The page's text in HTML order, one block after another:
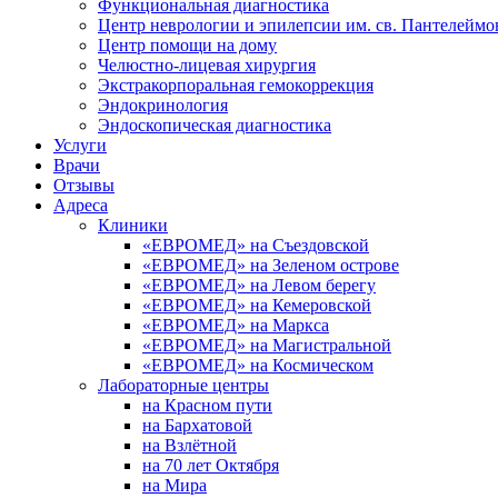
Функциональная диагностика
Центр неврологии и эпилепсии им. св.
Центр помощи на дому
Челюстно-лицевая хирургия
Экстракорпоральная гемокоррекция
Эндокринология
Эндоскопическая диагностика
Услуги
Врачи
Отзывы
Адреса
Клиники
«ЕВРОМЕД» на Съездовской
«ЕВРОМЕД» на Зеленом острове
«ЕВРОМЕД» на Левом берегу
«ЕВРОМЕД» на Кемеровской
«ЕВРОМЕД» на Маркса
«ЕВРОМЕД» на Магистральной
«ЕВРОМЕД» на Космическом
Лабораторные центры
на Красном пути
на Бархатовой
на Взлётной
на 70 лет Октября
на Мира